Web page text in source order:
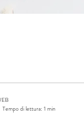
Tempo di lettura: 1 min